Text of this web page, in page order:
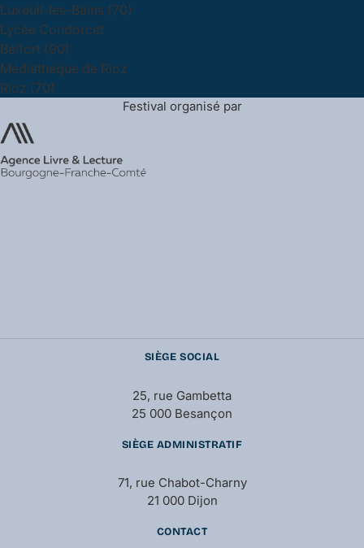
Luxeuil-les-Bains (70)
Lycée Condorcet
Belfort (90)
Médiathèque de Rioz
Rioz (70)
Festival organisé par
SIÈGE SOCIAL
25, rue Gambetta
25 000 Besançon
SIÈGE ADMINISTRATIF
71, rue Chabot-Charny
21 000 Dijon
CONTACT